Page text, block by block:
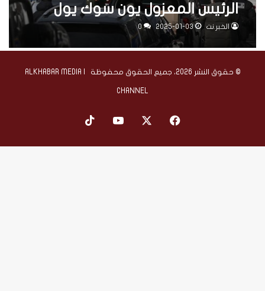
الرئيس المعزول يون سوك يول
في كوريا الجنوبية
الخبر.نت 2025-01-03
0
© حقوق النشر 2026، جميع الحقوق محفوظة | ALKHABAR MEDIA
CHANNEL
فيسبوك ‫YouTube